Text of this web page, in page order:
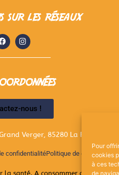
Pour
cookies
à ces
de
sur les réseaux
nous !
Verger, 85280 La Ferrière
confidentialitéPolitique de cookies
la santé. A consommer avec